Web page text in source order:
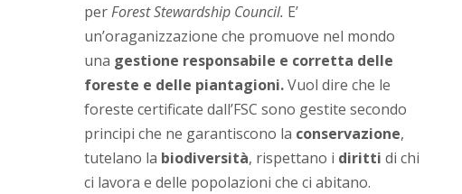
perForest Stewardship Council. E’
un’oraganizzazione che promuove nel mondo
una gestione responsabile e corretta delle
foreste e delle piantagioni.Vuol dire che le
foreste certificate dall’FSC sono gestite secondo
principi che ne garantiscono la conservazione,
tutelano la biodiversità, rispettano i diritti di chi
ci lavora e delle popolazioni che ci abitano.